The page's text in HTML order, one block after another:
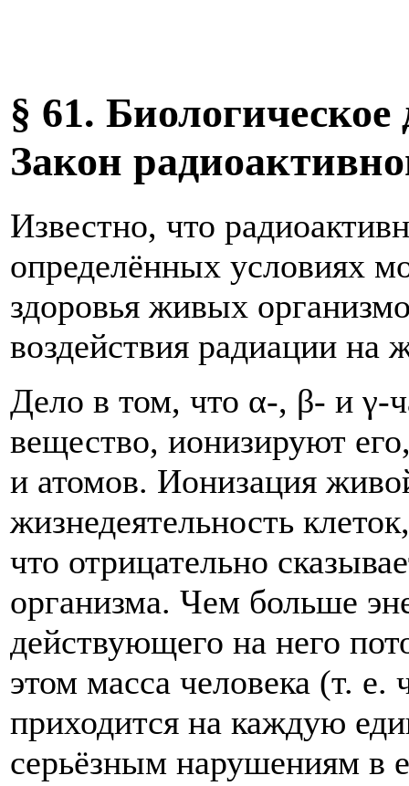
§ 61.
Закон
Известно, что
определённых условиях
здоровья живых
воздействия радиации на
Дело в том, что α-, β- и γ-
вещество, ионизируют
и атомов. Ионизация
жизнедеятельность
что отрицательно
организма. Чем больше
действующего на него
этом масса человека (т. е.
приходится на каждую
серьёзным нарушениям в